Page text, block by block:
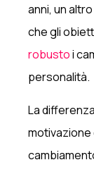
anni, un
che gli
robustoi
personalità.
La